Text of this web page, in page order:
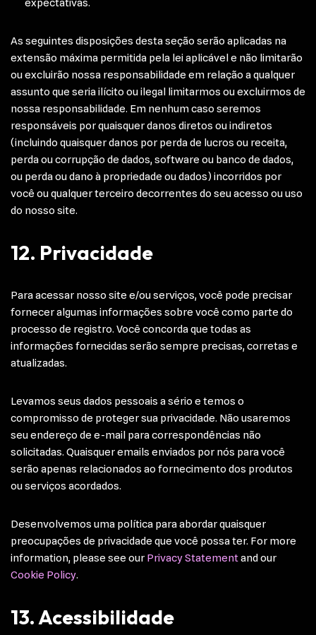
expectativas.
As seguintes disposições desta seção serão aplicadas na
extensão máxima permitida pela lei aplicável e não limitarão
ou excluirão nossa responsabilidade em relação a qualquer
assunto que seria ilícito ou ilegal limitarmos ou excluirmos de
nossa responsabilidade. Em nenhum caso seremos
responsáveis por quaisquer danos diretos ou indiretos
(incluindo quaisquer danos por perda de lucros ou receita,
perda ou corrupção de dados, software ou banco de dados,
ou perda ou dano à propriedade ou dados) incorridos por
você ou qualquer terceiro decorrentes do seu acesso ou uso
do nosso site.
12. Privacidade
Para acessar nosso site e/ou serviços, você pode precisar
fornecer algumas informações sobre você como parte do
processo de registro. Você concorda que todas as
informações fornecidas serão sempre precisas, corretas e
atualizadas.
Levamos seus dados pessoais a sério e temos o
compromisso de proteger sua privacidade. Não usaremos
seu endereço de e-mail para correspondências não
solicitadas. Quaisquer emails enviados por nós para você
serão apenas relacionados ao fornecimento dos produtos
ou serviços acordados.
Desenvolvemos uma política para abordar quaisquer
preocupações de privacidade que você possa ter. For more
information, please see our Privacy Statementand our
Cookie Policy.
13. Acessibilidade